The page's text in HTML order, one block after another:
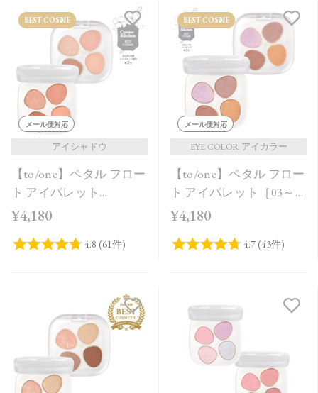
BEST COSME
メール便対応
アイシャドウ
【to/one】ペタル フロー
ト アイパレット
［01,02］
¥4,180
BEST COSME
メール便対応
EYE COLOR アイカラー
【to/one】ペタル フロー
ト アイパレット［03～
05］
¥4,180